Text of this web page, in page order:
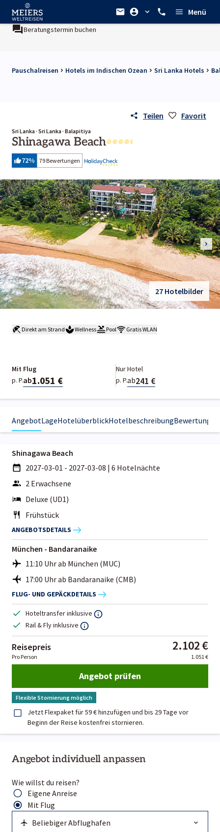
Menü
buchen Ein Unternehmen der
Pauschalreisen Hotels im Indischen Ozean Sri Lanka Hotels
Teilen Favorit
Sri Lanka · Sri Lanka · Balapitiya
Shinagawa Beach
72% 79 Bewertungen
27 Hotelbilder
Direkt am Strand Wellness Pool Gratis WLAN
Mit Flug
p. P.ab1.051 €
Nur Hotel
p. P.ab241 €
AngebotLageHotelüberblickHotelbeschreibungBewertungen
Angebot individuell anpassen
Wie willst du reisen?
Eigene Anreise
Mit Flug
Shinagawa Beach
2027-03-01 - 2027-03-08 | 6 Hotelnächte
2 Erwachsene
Deluxe (UD1)
Frühstück
ANGEBOTSDETAILS
München - Bandaranaike
11:10 Uhr ab München (MUC)
17:00 Uhr ab Bandaranaike (CMB)
FLUG- UND GEPÄCKDETAILS
Hoteltransfer inklusive
Rail & Fly inklusive
Reisepreis 2.102 €
Pro Person 1.051 €
Angebot prüfen
Flexible Stornierung möglich
Jetzt Flexpaket für 59 € hinzufügen und bis 29 Tage vor
Beginn der Reise kostenfrei stornieren.